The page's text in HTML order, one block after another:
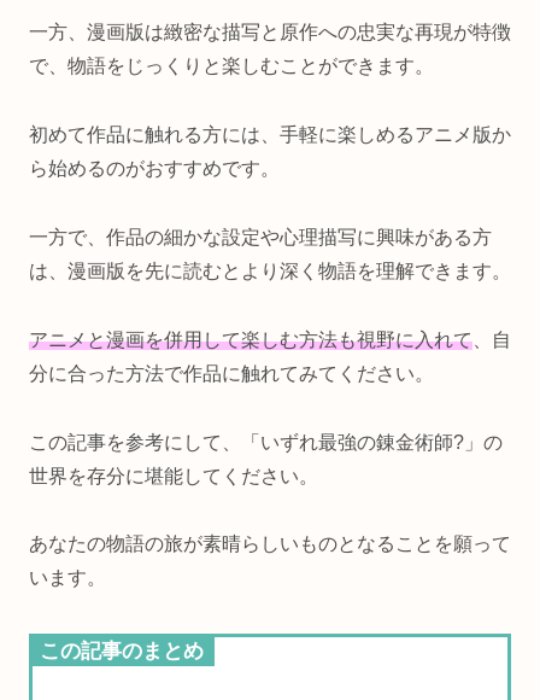
一方、漫画版は緻密な描写と原作への忠実な再現が特徴
で、物語をじっくりと楽しむことができます。
初めて作品に触れる方には、手軽に楽しめるアニメ版か
ら始めるのがおすすめです。
一方で、作品の細かな設定や心理描写に興味がある方
は、漫画版を先に読むとより深く物語を理解できます。
アニメと漫画を併用して楽しむ方法も視野に入れて 、自
分に合った方法で作品に触れてみてください。
この記事を参考にして、「いずれ最強の錬金術師?」の
世界を存分に堪能してください。
あなたの物語の旅が素晴らしいものとなることを願って
います。
この記事のまとめ